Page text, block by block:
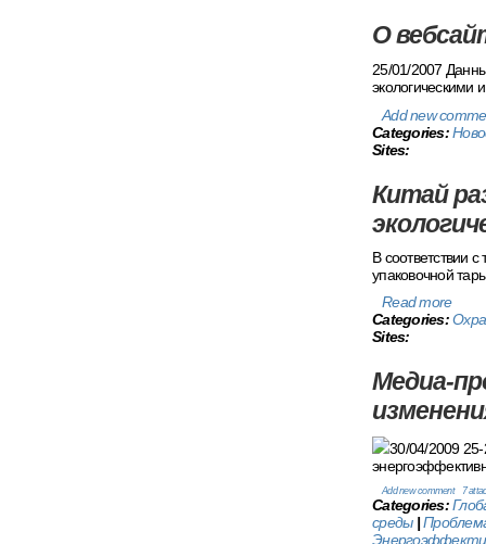
О
25/01/2007
экологическими
Add new
Categories:
Sites:
Китай
В соответствии
упаковочной
Read more
Categories:
Sites:
Медиа-
30/04/2009
Add new comment 7
Categories:
среды|